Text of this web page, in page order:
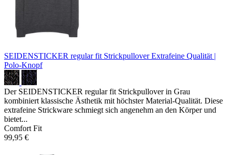
SEIDENSTICKER regular fit StrickpulloverExtrafeine Qualität |
Polo-Knopf
Der SEIDENSTICKER regular fit Strickpullover in Grau
kombiniert klassische Ästhetik mit höchster Material-Qualität. Diese
extrafeine Strickware schmiegt sich angenehm an den Körper und
bietet...
Comfort Fit
99,95 €